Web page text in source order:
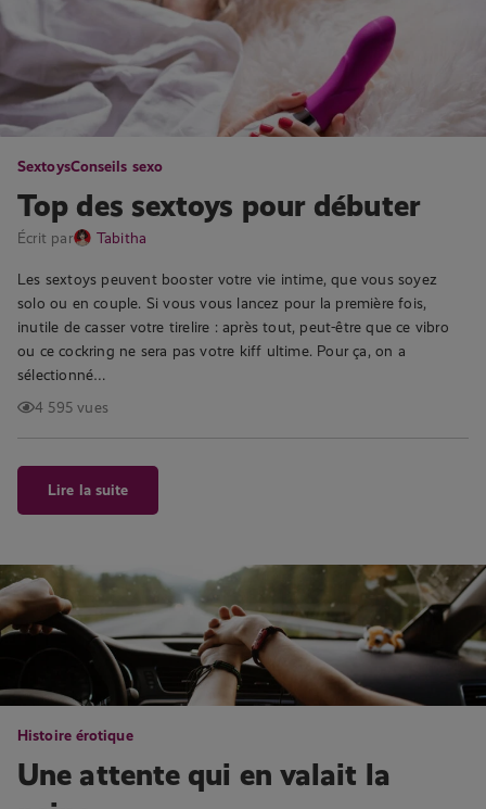
SextoysConseils sexo
Top des sextoys pour débuter
Écrit par Tabitha
Les sextoys peuvent booster votre vie intime, que vous soyez
solo ou en couple. Si vous vous lancez pour la première fois,
inutile de casser votre tirelire : après tout, peut-être que ce vibro
ou ce cockring ne sera pas votre kiff ultime. Pour ça, on a
sélectionné…
4 595 vues
Lire la suite
Histoire érotique
Une attente qui en valait la